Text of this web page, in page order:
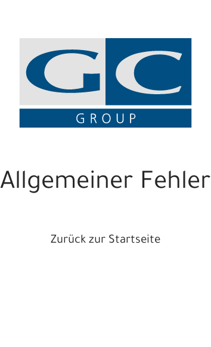
Allgemeiner Fehler
Zurück zur Startseite